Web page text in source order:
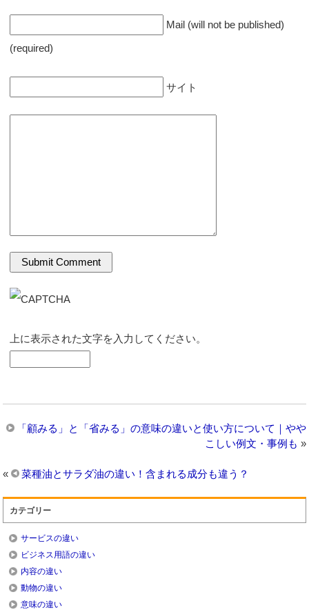
Mail (will not be published)
(required)
サイト
上に表示された文字を入力してください。
「顧みる」と「省みる」の意味の違いと使い方について｜やや
こしい例文・事例も »
« 菜種油とサラダ油の違い！含まれる成分も違う？
カテゴリー
サービスの違い
ビジネス用語の違い
内容の違い
動物の違い
意味の違い